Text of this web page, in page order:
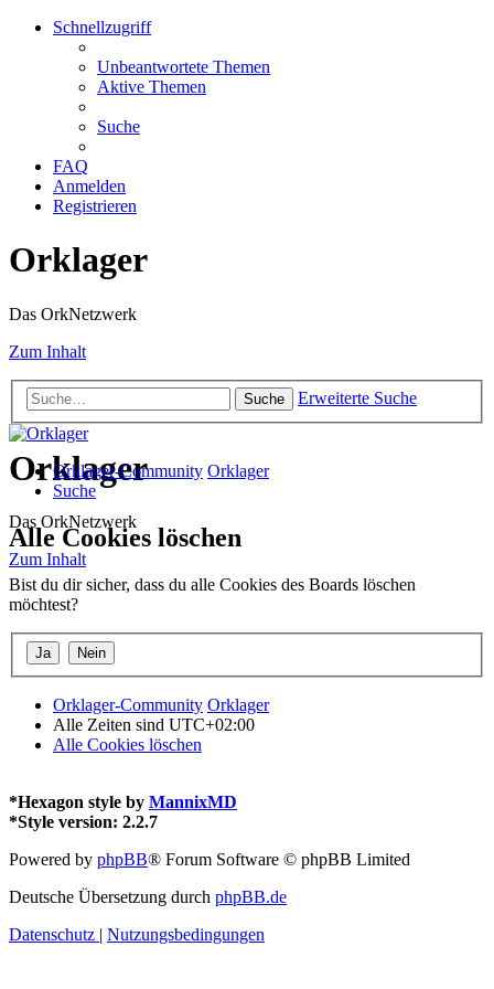
Schnellzugriff
Unbeantwortete Themen
Aktive Themen
Suche
FAQ
Anmelden
Registrieren
Orklager
Das OrkNetzwerk
Zum Inhalt
Suche Erweiterte Suche
Orklager
Das OrkNetzwerk
Zum Inhalt
Orklager-Community Orklager
Suche
Alle Cookies löschen
Bist du dir sicher, dass du alle Cookies des Boards löschen
möchtest?
Orklager-Community Orklager
Alle Zeiten sind UTC+02:00
Alle Cookies löschen
*Hexagon style by MannixMD
*Style version: 2.2.7
Powered by phpBB® Forum Software © phpBB Limited
Deutsche Übersetzung durch phpBB.de
Datenschutz | Nutzungsbedingungen